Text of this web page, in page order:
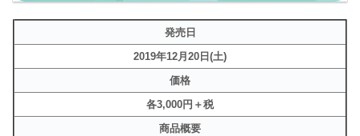
発売日
2019年12月20日(土)
価格
各3,000円＋税
商品概要